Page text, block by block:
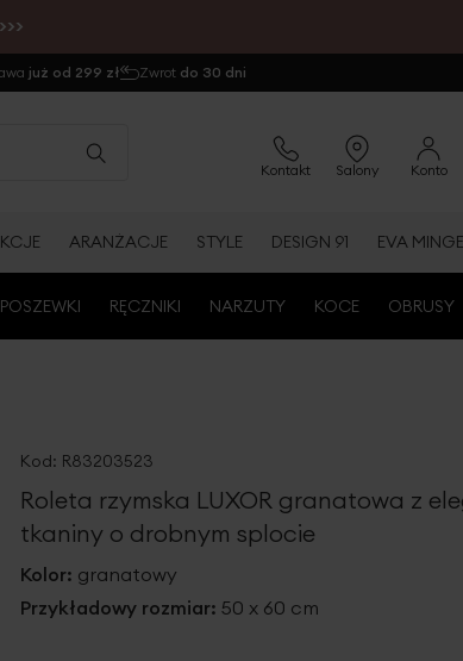
już od 299 zł Zwrot do 30 dni
Kontakt Salony Konto
ARANŻACJE STYLE DESIGN 91 EVA
POSZEWKI RĘCZNIKI NARZUTY KOCE OBRUSY
Kod: R83203523
Roleta rzymska LUXOR granatowa z
tkaniny o drobnym splocie
Kolor: granatowy
Przykładowy rozmiar: 50 x 60 cm